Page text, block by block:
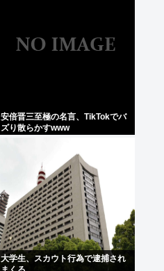
安倍晋三至極の名言、TikTokでバ
ズり散らかすwww
大学生、スカウト行為で逮捕され